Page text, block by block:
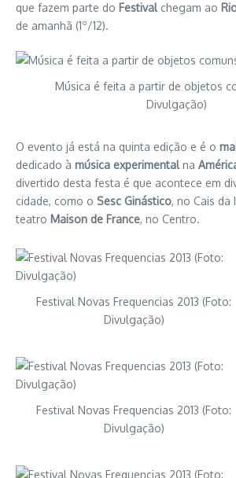
que fazem parte do Festivalchegam ao
de amanhã (1º/12).
Música é feita a partir de objetos
Divulgação)
O evento já está na quinta edição e é o
dedicado à música experimentalna
divertido desta festa é que acontece em
cidade, como o Sesc Ginástico, no Cais da
teatro Maison de France, no Centro.
Festival Novas Frequencias 2013 (Foto:
Divulgação)
Festival Novas Frequencias 2013 (Foto:
Divulgação)